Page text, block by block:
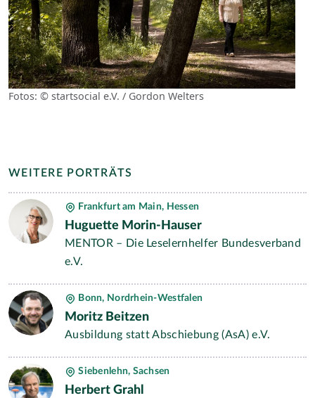
Fotos: © startsocial e.V. / Gordon Welters
WEITERE PORTRÄTS
Frankfurt am Main, Hessen
Huguette Morin-Hauser
MENTOR – Die Leselernhelfer Bundesverband
e.V.
Bonn, Nordrhein-Westfalen
Moritz Beitzen
Ausbildung statt Abschiebung (AsA) e.V.
Siebenlehn, Sachsen
Herbert Grahl